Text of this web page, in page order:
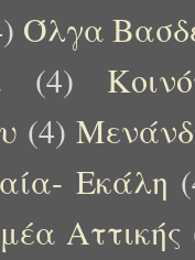
Όλγα
(4)
(4)
Εκάλη
Αττικής